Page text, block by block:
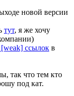
новой версии
тут, я же хочу
ссылок в
так что тем кто
под кат.